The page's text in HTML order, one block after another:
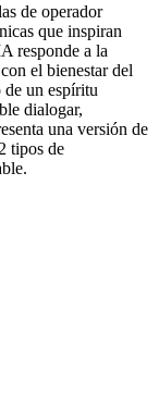
de operador
que inspiran
responde a la
el bienestar del
de un espíritu
dialogar,
una versión de
tipos de